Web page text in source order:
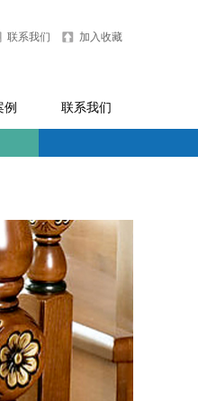
联系我们 加入收藏
例 联系我们